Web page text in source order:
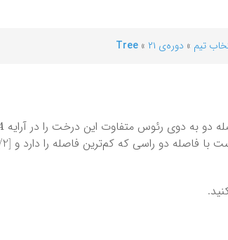
تیم » دوره‌ی ۲۱ »
Tree
دو به دوی رئوس متفاوت این درخت را در آرایهA
با فاصله دو راسی که کم‌ترین فاصله را دارد و